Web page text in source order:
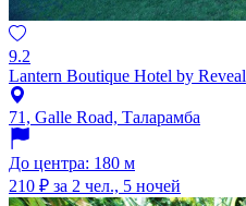
9.2
Lantern Boutique Hotel by Reveal
71, Galle Road, Таларамба
До центра: 180 м
210 ₽ за 2 чел., 5 ночей